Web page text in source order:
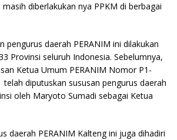
diberlakukan nya PPKM di berbagai
pengurus daerah PERANIM ini dilakukan
Provinsi seluruh Indonesia. Sebelumnya,
Ketua Umum PERANIM Nomor P1-
telah diputuskan sususan pengurus daerah
oleh Maryoto Sumadi sebagai Ketua
daerah PERANIM Kalteng ini juga dihadiri